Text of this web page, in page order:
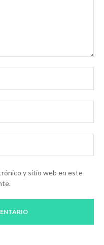
y sitio web en este